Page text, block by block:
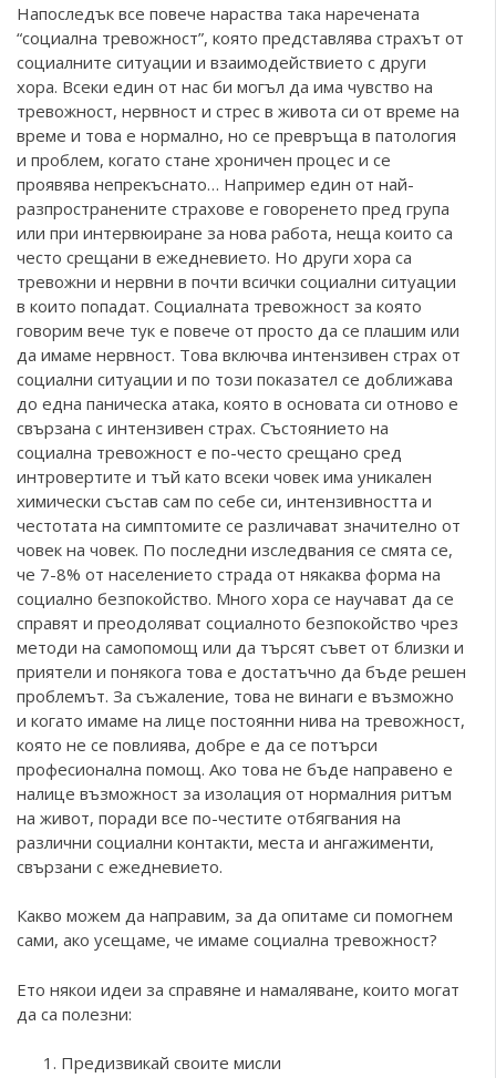
Напоследък все повече нараства така наречената
“социална тревожност”, която представлява страхът от
социалните ситуации и взаимодействието с други
хора. Всеки един от нас би могъл да има чувство на
тревожност, нервност и стрес в живота си от време на
време и това е нормално, но се превръща в патология
и проблем, когато стане хроничен процес и се
проявява непрекъснато… Например един от най-
разпространените страхове е говоренето пред група
или при интервюиране за нова работа, неща които са
често срещани в ежедневието. Но други хора са
тревожни и нервни в почти всички социални ситуации
в които попадат. Социалната тревожност за която
говорим вече тук е повече от просто да се плашим или
да имаме нервност. Това включва интензивен страх от
социални ситуации и по този показател се доближава
до една паническа атака, която в основата си отново е
свързана с интензивен страх. Състоянието на
социална тревожност е по-често срещано сред
интровертите и тъй като всеки човек има уникален
химически състав сам по себе си, интензивността и
честотата на симптомите се различават значително от
човек на човек. По последни изследвания се смята се,
че 7-8% от населението страда от някаква форма на
социално безпокойство. Много хора се научават да се
справят и преодоляват социалното безпокойство чрез
методи на самопомощ или да търсят съвет от близки и
приятели и понякога това е достатъчно да бъде решен
проблемът. За съжаление, това не винаги е възможно
и когато имаме на лице постоянни нива на тревожност,
която не се повлиява, добре е да се потърси
професионална помощ. Ако това не бъде направено е
налице възможност за изолация от нормалния ритъм
на живот, поради все по-честите отбягвания на
различни социални контакти, места и ангажименти,
свързани с ежедневието.
Какво можем да направим, за да опитаме си помогнем
сами, ако усещаме, че имаме социална тревожност?
Ето някои идеи за справяне и намаляване, които могат
да са полезни:
Предизвикай своите мисли